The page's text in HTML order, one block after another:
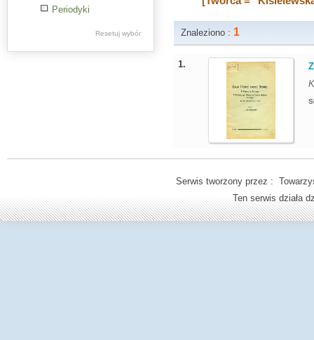
Periodyki
Resetuj wybór Znaleziono : 1
1.
Serwis tworzony przez :
Ten serwis działa